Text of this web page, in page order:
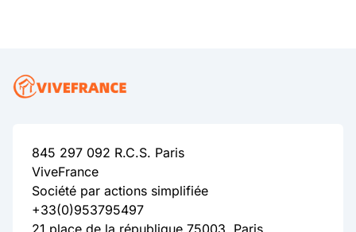
845 297 092 R.C.S. Paris
ViveFrance
Société par actions simplifiée
+33(0)953795497
21 place de la république 75003, Paris